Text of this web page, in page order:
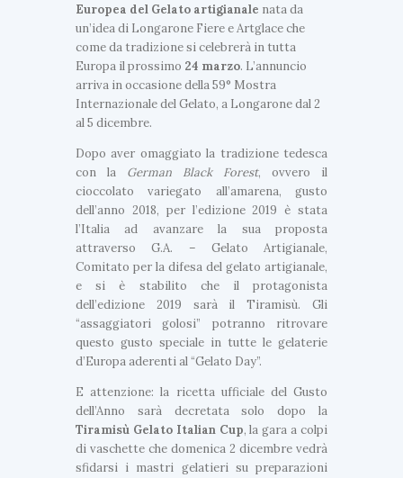
Europea del Gelato artigianale nata da
un’idea di Longarone Fiere e Artglace che
come da tradizione si celebrerà in tutta
Europa il prossimo 24 marzo. L’annuncio
arriva in occasione della 59° Mostra
Internazionale del Gelato, a Longarone dal 2
al 5 dicembre.
Dopo aver omaggiato la tradizione tedesca
con la German Black Forest, ovvero il
cioccolato variegato all’amarena, gusto
dell’anno 2018, per l’edizione 2019 è stata
l’Italia ad avanzare la sua proposta
attraverso G.A. – Gelato Artigianale,
Comitato per la difesa del gelato artigianale,
e si è stabilito che il protagonista
dell’edizione 2019 sarà il Tiramisù. Gli
“assaggiatori golosi” potranno ritrovare
questo gusto speciale in tutte le gelaterie
d’Europa aderenti al “Gelato Day”.
E attenzione: la ricetta ufficiale del Gusto
dell’Anno sarà decretata solo dopo la
Tiramisù Gelato Italian Cup, la gara a colpi
di vaschette che domenica 2 dicembre vedrà
sfidarsi i mastri gelatieri su preparazioni